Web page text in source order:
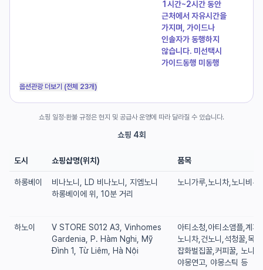
1시간~2시간 동안
근처에서 자유시간을
가지며, 가이드나
인솔자가 동행하지
않습니다. 미선택시
가이드동행 미동행
옵션관광 더보기 (전체 23개)
쇼핑 일정·환불 규정은 현지 및 공급사 운영에 따라 달라질 수 있습니다.
쇼핑 4회
도시 쇼핑샵명(위치) 품목
하롱베이
비나노니, LD 비나노니, 지엠노니
하롱베이에 위, 10분 거리
노니가루,노니차,노니비누
하노이
V STORE S012 A3, Vinhomes
Gardenia, P. Hàm Nghi, Mỹ
Đình 1, Từ Liêm, Hà Nội
아티소청,아티소앰플,계피
노니차,건노니,석청꿀,목
잡화벌집꿀,커피꿀, 노니
야몽연고, 야몽스틱 등